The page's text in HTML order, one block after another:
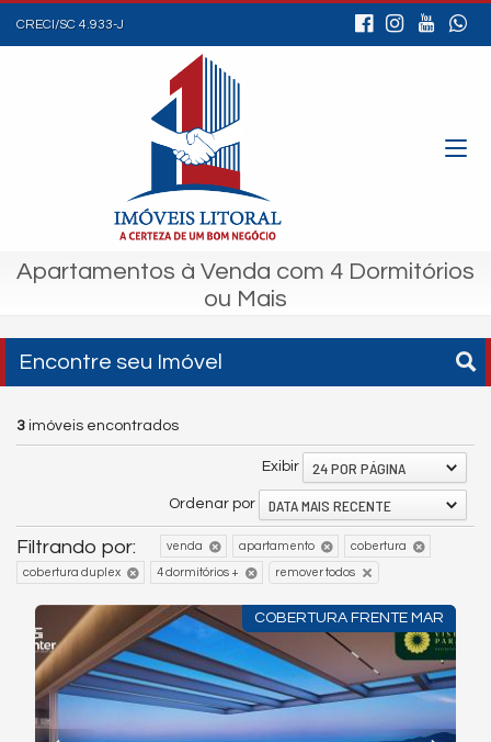
CRECI/SC 4.933-J
Apartamentos à Venda com 4 Dormitórios
ou Mais
Encontre seu Imóvel
3 imóveis encontrados
Exibir 24 POR PÁGINA
Ordenar por DATA MAIS RECENTE
Filtrando por: venda apartamento cobertura
cobertura duplex 4 dormitórios + remover todos
COBERTURA FRENTE MAR